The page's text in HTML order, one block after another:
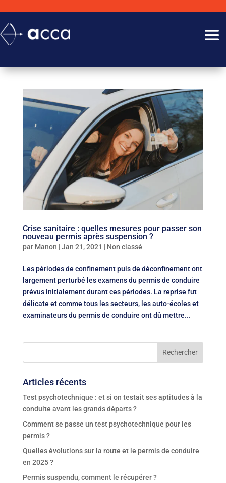
Crise sanitaire : quelles mesures pour passer son
nouveau permis après suspension ?
par Manon |Jan 21, 2021 | Non classé
Les périodes de confinement puis de déconfinement ont
largement perturbé les examens du permis de conduire
prévus initialement durant ces périodes. La reprise fut
délicate et comme tous les secteurs, les auto-écoles et
examinateurs du permis de conduire ont dû mettre...
Articles récents
Test psychotechnique : et si on testait ses aptitudes à la
conduite avant les grands départs ?
Comment se passe un test psychotechnique pour les
permis ?
Quelles évolutions sur la route et le permis de conduire
en 2025 ?
Permis suspendu, comment le récupérer ?